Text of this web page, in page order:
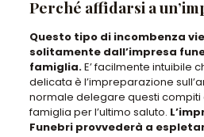
Perché affidarsi a
Questo tipo di incombenza
solitamente dall’impresa
famiglia.E’ facilmente intuibile
delicata è l’impreparazione
normale delegare questi compiti
famiglia per l’ultimo saluto.
Funebri provvederà a